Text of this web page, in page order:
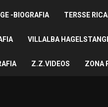
-BIOGRAFIA TERSSE
VILLALBA
Z.Z.VIDEOS ZONA